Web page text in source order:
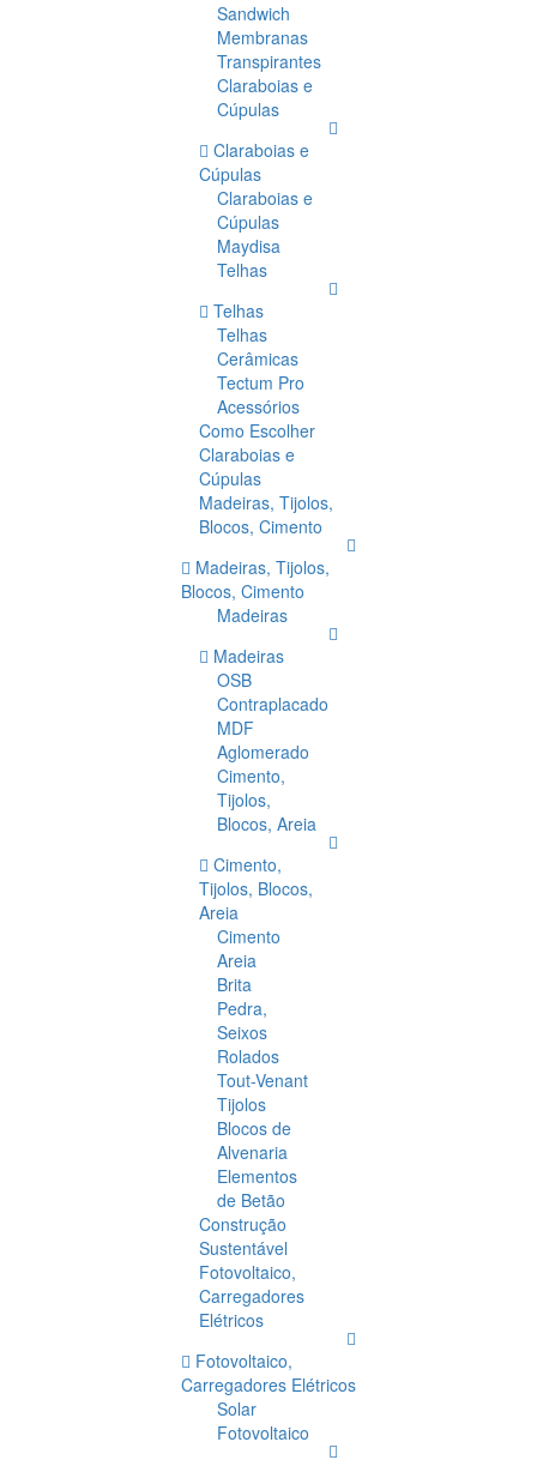
Sandwich
Membranas
Transpirantes
Claraboias e
Cúpulas
Claraboias e
Cúpulas
Claraboias e
Cúpulas
Maydisa
Telhas
Telhas
Telhas
Cerâmicas
Tectum Pro
Acessórios
Como Escolher
Claraboias e
Cúpulas
Madeiras, Tijolos,
Blocos, Cimento
Madeiras, Tijolos,
Blocos, Cimento
Madeiras
Madeiras
OSB
Contraplacado
MDF
Aglomerado
Cimento,
Tijolos,
Blocos, Areia
Cimento,
Tijolos, Blocos,
Areia
Cimento
Areia
Brita
Pedra,
Seixos
Rolados
Tout-Venant
Tijolos
Blocos de
Alvenaria
Elementos
de Betão
Construção
Sustentável
Fotovoltaico,
Carregadores
Elétricos
Fotovoltaico,
Carregadores Elétricos
Solar
Fotovoltaico